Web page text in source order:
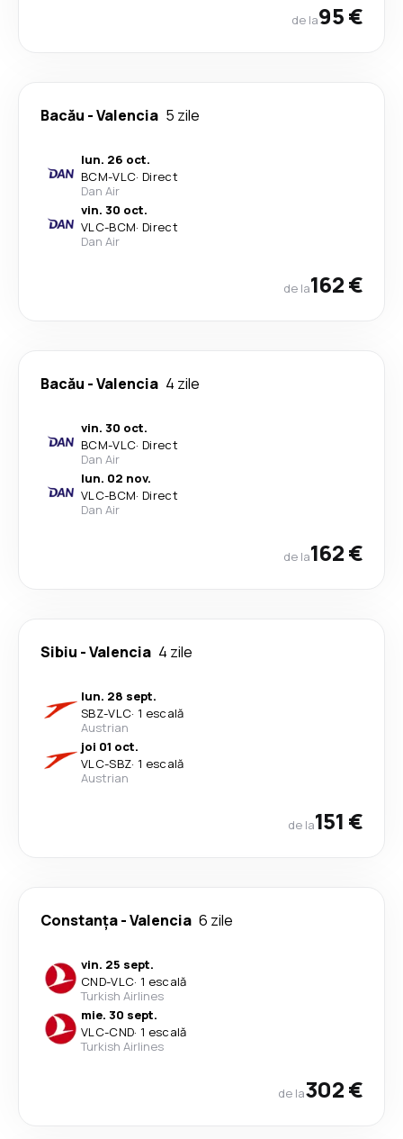
de la95 €
Bacău -Valencia 5 zile
lun. 26 oct.
BCM-VLC· Direct
Dan Air
vin. 30 oct.
VLC-BCM· Direct
Dan Air
de la162 €
Bacău -Valencia 4 zile
vin. 30 oct.
BCM-VLC· Direct
Dan Air
lun. 02 nov.
VLC-BCM· Direct
Dan Air
de la162 €
Sibiu -Valencia 4 zile
lun. 28 sept.
SBZ-VLC· 1 escală
Austrian
joi 01 oct.
VLC-SBZ· 1 escală
Austrian
de la151 €
Constanța-Valencia 6 zile
vin. 25 sept.
CND-VLC· 1 escală
Turkish Airlines
mie. 30 sept.
VLC-CND· 1 escală
Turkish Airlines
de la302 €